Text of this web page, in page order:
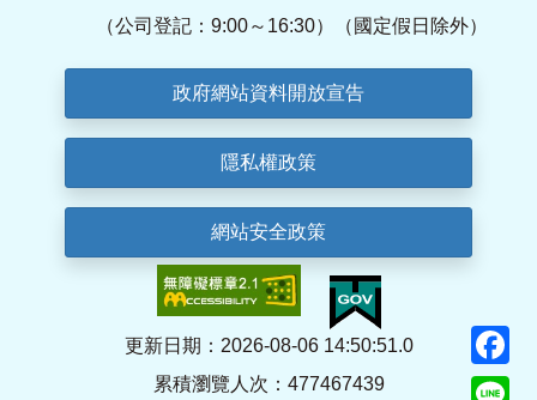
（公司登記：9:00～16:30）（國定假日除外）
政府網站資料開放宣告
隱私權政策
網站安全政策
更新日期：2026-08-06 14:50:51.0
累積瀏覽人次：477467439